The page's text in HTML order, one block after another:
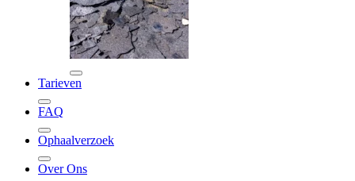
Tarieven
FAQ
Ophaalverzoek
Over Ons